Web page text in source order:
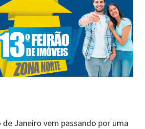
Janeiro vem passando por uma